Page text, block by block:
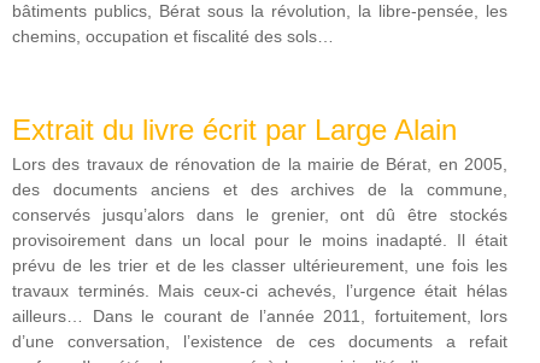
bâtiments publics, Bérat sous la révolution, la libre-pensée, les
chemins, occupation et fiscalité des sols…
Extrait du livre écrit par Large Alain
Lors des travaux de rénovation de la mairie de Bérat, en 2005,
des documents anciens et des archives de la commune,
conservés jusqu’alors dans le grenier, ont dû être stockés
provisoirement dans un local pour le moins inadapté. Il était
prévu de les trier et de les classer ultérieurement, une fois les
travaux terminés. Mais ceux-ci achevés, l’urgence était hélas
ailleurs… Dans le courant de l’année 2011, fortuitement, lors
d’une conversation, l’existence de ces documents a refait